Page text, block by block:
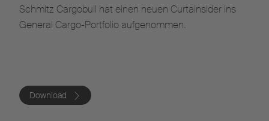
Schmitz Cargobull hat einen neuen Curtainsider ins
General Cargo-Portfolio aufgenommen.
Download